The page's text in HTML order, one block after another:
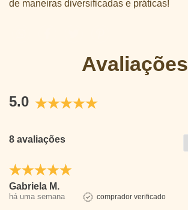
de maneiras diversificadas e práticas!
Avaliações
5.0
8 avaliações
Gabriela M.
há uma semana comprador verificado